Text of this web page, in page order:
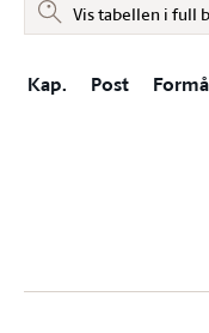
Vis tabellen i full
Kap. Post